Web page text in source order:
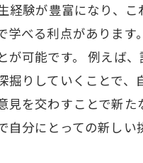
経験が豊富になり、
学べる利点がありま
が可能です。 例えば
掘りしていくことで
見を交わすことで新
自分にとっての新しい